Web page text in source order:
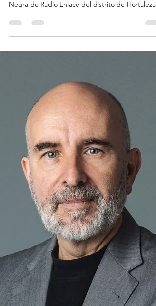
28 mar
Entrevista para "Etiqueta
Negra"
caso para el programa - y podcast - Etiqueta
(Madrid). Un programa "de lujo" conducido por
Aquilino González , Javier Lara , Rosalía de
, Álex y Paco Aragón en el control de sonido.
Aprovechando el concierto de Opus One en
formato banda en Madrid, concertamos esta
entrevista en el Parque del Retiro. La mala suerte
hizo que tuviéramos que repetirla unos días
después